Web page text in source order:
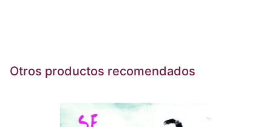
Otros productos recomendados